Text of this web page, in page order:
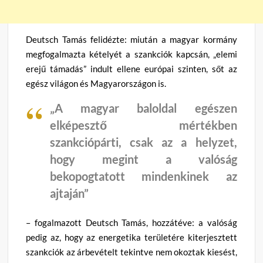
Deutsch Tamás felidézte: miután a magyar kormány
megfogalmazta kételyét a szankciók kapcsán, „elemi
erejű támadás” indult ellene európai szinten, sőt az
egész világon és Magyarországon is.
„A magyar baloldal egészen
elképesztő mértékben
szankciópárti, csak az a helyzet,
hogy megint a valóság
bekopogtatott mindenkinek az
ajtaján”
– fogalmazott Deutsch Tamás, hozzátéve: a valóság
pedig az, hogy az energetika területére kiterjesztett
szankciók az árbevételt tekintve nem okoztak kiesést,